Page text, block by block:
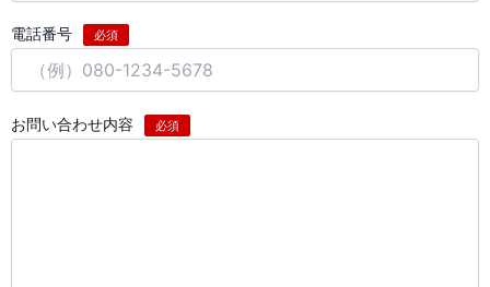
電話番号 必須
お問い合わせ内容 必須